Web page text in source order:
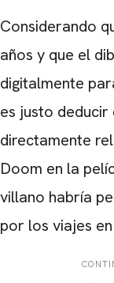
Considerando
años y que el
digitalmente
es justo
directamente
Doom en la
villano habría
por los viajes